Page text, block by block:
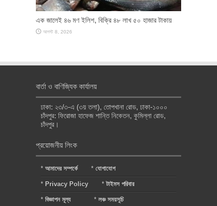
এক জালেই ৪৬ মণ ইলিশ, বিক্রি ৪৮ লাখ ৫০ হাজার টাকায়
আগস্ট 8, 2026
বার্তা ও বাণিজ্যিক কার্যালয়
ঢাকা: ২৩/৩-এ (৩য় তলা), তোপখানা রোড, ঢাকা-১০০০
চাঁদপুর: ফিরোজা হাফেজ শান্তি নিকেতন, কুমিল্লা রোড,
চাঁদপুর।
প্রয়োজনীয় লিংক
* আমাদের সম্পর্কে * যোগাযোগ
* Privacy Policy *টাইমস পরিবার
* বিজ্ঞাপন মূল্য * লঞ্চ সময়সূচি